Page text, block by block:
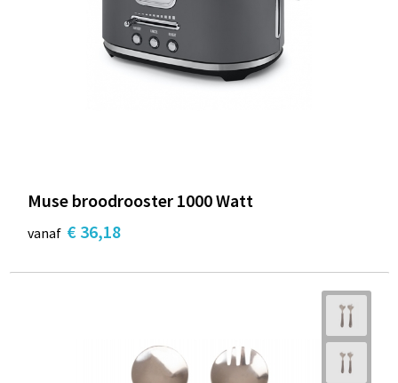
Muse broodrooster 1000 Watt
vanaf € 36,18